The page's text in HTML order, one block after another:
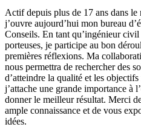
Actif depuis plus de 17 ans dans
j’ouvre aujourd’hui mon bureau
Conseils. En tant qu’ingénieur civil
porteuses, je participe au bon
premières réflexions. Ma
nous permettra de rechercher des
d’atteindre la qualité et les
j’attache une grande importance à
donner le meilleur résultat. Merci
ample connaissance et de vous
idées.